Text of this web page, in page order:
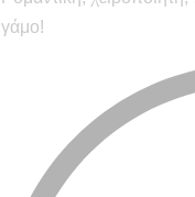
γάμο!